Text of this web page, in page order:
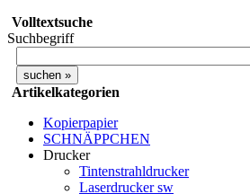
Volltextsuche
Suchbegriff
Artikelkategorien
Kopierpapier
SCHNÄPPCHEN
Drucker
Tintenstrahldrucker
Laserdrucker sw